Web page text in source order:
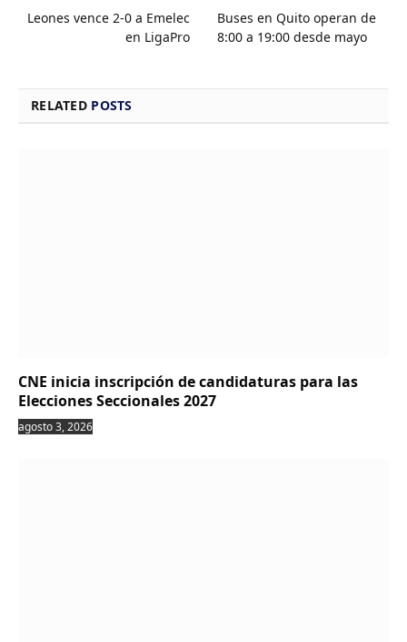
Leones vence 2-0 a Emelec
en LigaPro
Buses en Quito operan de
8:00 a 19:00 desde mayo
RELATED POSTS
CNE inicia inscripción de candidaturas para las
Elecciones Seccionales 2027
agosto 3, 2026